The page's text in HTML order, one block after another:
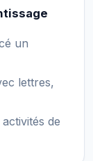
un
lettres,
de